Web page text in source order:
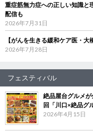
重症筋無力症への正しい知識
配信も
2026年7月31日
【がんを生きる緩和ケア医・
2026年7月28日
フェスティバル
絶品屋台グルメ
回「川口×絶品グ
2026年4月15日